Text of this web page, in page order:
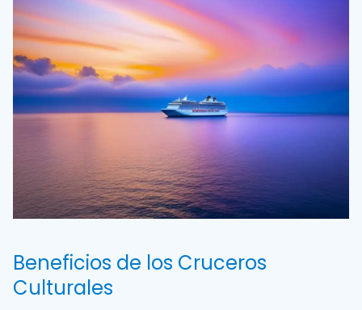
Beneficios de los Cruceros
Culturales